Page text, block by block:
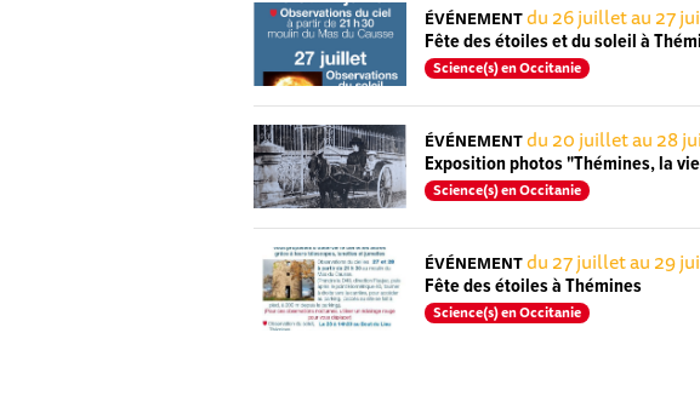
ÉVÉNEMENTdu 26 juillet au 27
Fête des étoiles et du soleil à
Science(s) en Occitanie
ÉVÉNEMENTdu 20 juillet au 28
Exposition photos "Thémines, la
Science(s) en Occitanie
ÉVÉNEMENTdu 27 juillet au 29
Fête des étoiles à Thémines
Science(s) en Occitanie